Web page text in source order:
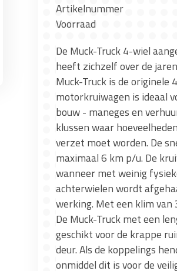
Artikelnummer
Voorraad
De Muck-Truck 4-wiel
heeft zichzelf over de
Muck-Truck is de originele
motorkruiwagen is ideaal
bouw - maneges en
klussen waar
verzet moet worden. De
maximaal 6 km p/u. De
wanneer met weinig
achterwielen wordt
werking. Met een klim van
De Muck-Truck met een
geschikt voor de krappe
deur. Als de koppelings
onmiddel dit is voor de